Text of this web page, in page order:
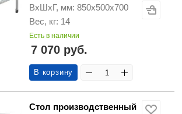
ВхШхГ, мм: 850х500х700
Вес, кг: 14
Есть в наличии
7 070 руб.
В корзину
Стол производственный